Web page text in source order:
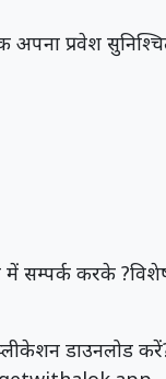
अपना प्रवेश
करके
डाउनलोड